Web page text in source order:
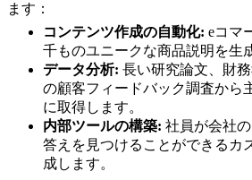
ます：
コンテンツ作成の自動化: eコマ
千ものユニークな商品説明を生
データ分析: 長い研究論文、財
の顧客フィードバック調査から
に取得します。
内部ツールの構築: 社員が会社
答えを見つけることができるカ
成します。